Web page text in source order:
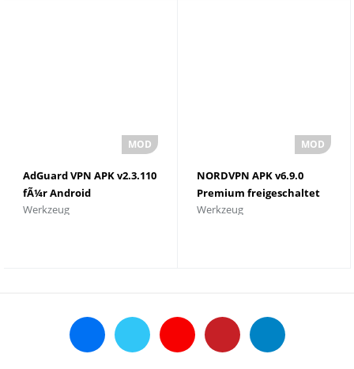
AdGuard VPN APK v2.3.110
fÃ¼r Android
herunterladen
Werkzeug
NORDVPN APK v6.9.0
Premium freigeschaltet
Werkzeug